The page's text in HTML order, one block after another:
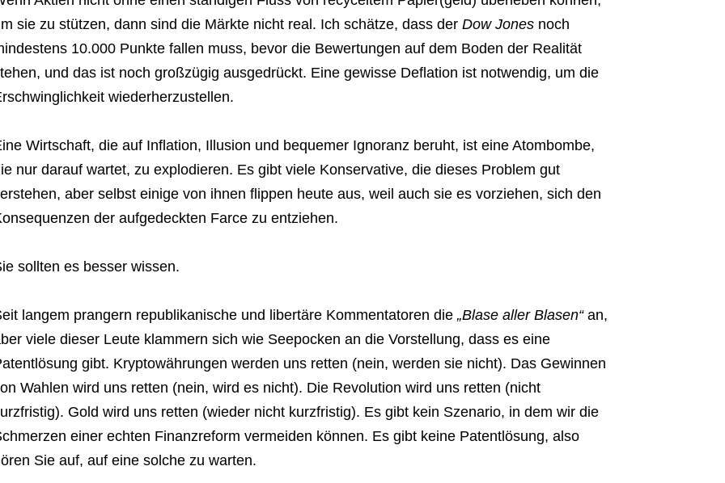
sie zu stützen, dann sind die Märkte nicht real. Ich schätze, dass der Dow Jonesnoch
10.000 Punkte fallen muss, bevor die Bewertungen auf dem Boden der Realität
und das ist noch großzügig ausgedrückt. Eine gewisse Deflation ist notwendig, um die
wiederherzustellen.
Wirtschaft, die auf Inflation, Illusion und bequemer Ignoranz beruht, ist eine Atombombe,
nur darauf wartet, zu explodieren. Es gibt viele Konservative, die dieses Problem gut
aber selbst einige von ihnen flippen heute aus, weil auch sie es vorziehen, sich den
der aufgedeckten Farce zu entziehen.
sollten es besser wissen.
langem prangern republikanische und libertäre Kommentatoren die„Blase aller Blasen“an,
viele dieser Leute klammern sich wie Seepocken an die Vorstellung, dass es eine
gibt. Kryptowährungen werden uns retten (nein, werden sie nicht). Das Gewinnen
Wahlen wird uns retten (nein, wird es nicht). Die Revolution wird uns retten (nicht
Gold wird uns retten (wieder nicht kurzfristig). Es gibt kein Szenario, in dem wir die
einer echten Finanzreform vermeiden können. Es gibt keine Patentlösung, also
Sie auf, auf eine solche zu warten.